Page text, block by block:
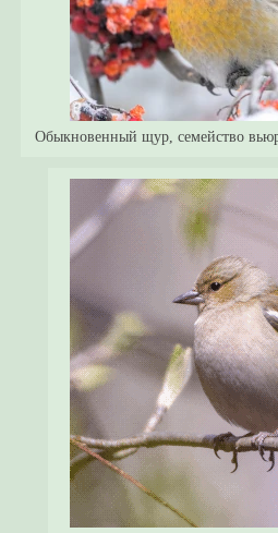
Обыкновенный щур, семейство